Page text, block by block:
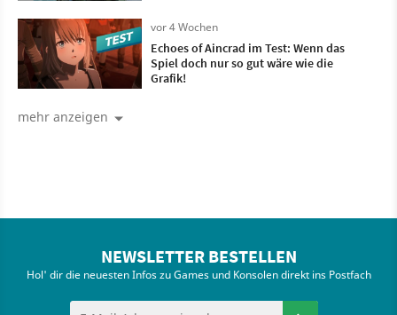
vor 4 Wochen
Echoes of Aincrad im Test: Wenn das
Spiel doch nur so gut wäre wie die
Grafik!
mehr anzeigen
NEWSLETTER BESTELLEN
Hol' dir die neuesten Infos zu Games und Konsolen direkt ins Postfach